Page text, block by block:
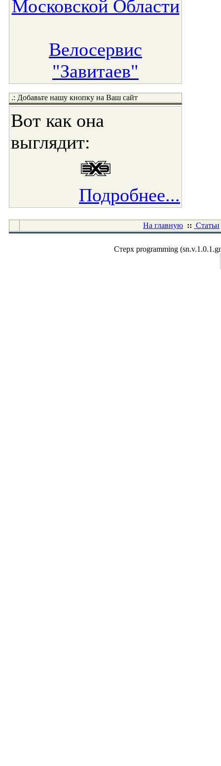
Московской Области
Велосервис
"Завитаев"
.: Добавьте нашу кнопку на Ваш сайт
Вот как она
выглядит:
Подробнее...
На главную :: Статьи
Стерх programming